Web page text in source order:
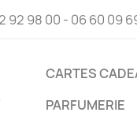
92 98 00 - 06 60 09
CARTES
PARFUMERIE